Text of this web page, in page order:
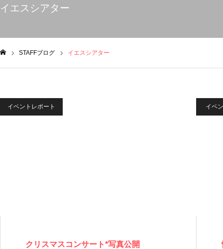
イエスシアター
STAFFブログ イエスシアター
イベントレポート
クリスマスコンサート*写真公開
イベ